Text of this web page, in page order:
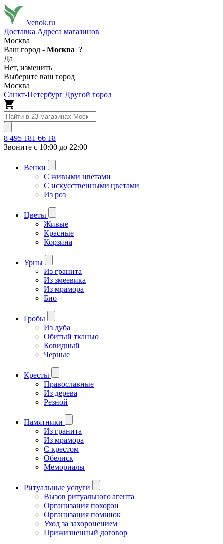
Venok.ru
Доставка Адреса магазинов
Москва
Ваш город - Москва ?
Да
Нет, изменить
Выберите ваш город
Москва
Санкт-Петербург Другой город
8 495 181 66 18
Звоните с 10:00 до 22:00
Венки
С живыми цветами
С искусственными цветами
Из роз
Цветы
Живые
Красные
Корзина
Урны
Из гранита
Из змеевика
Из мрамора
Био
Гробы
Из дуба
Обитый тканью
Ковидный
Черные
Кресты
Православные
Из дерева
Резной
Памятники
Из гранита
Из мрамора
С крестом
Обелиск
Мемориалы
Ритуальные услуги
Вызов ритуального агента
Организация похорон
Организация поминок
Уход за захоронением
Прижизненный договор